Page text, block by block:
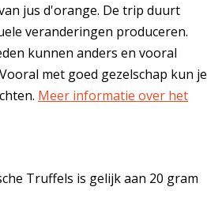
jus d'orange. De trip duurt
veranderingen produceren.
kunnen anders en vooral
met goed gezelschap kun je
Meer informatie over het
Truffels is gelijk aan 20 gram